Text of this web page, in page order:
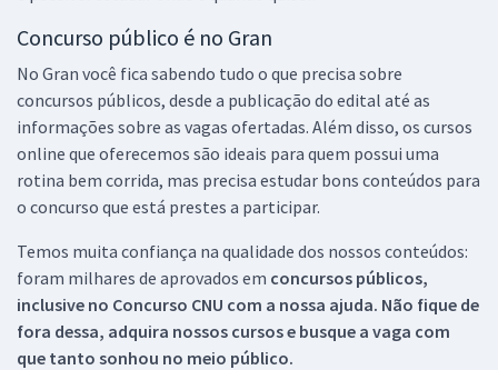
Concurso público é no Gran
No Gran você fica sabendo tudo o que precisa sobre
concursos públicos, desde a publicação do edital até as
informações sobre as vagas ofertadas. Além disso, os cursos
online que oferecemos são ideais para quem possui uma
rotina bem corrida, mas precisa estudar bons conteúdos para
o concurso que está prestes a participar.
Temos muita confiança na qualidade dos nossos conteúdos:
foram milhares de aprovados em concursos públicos,
inclusive no Concurso CNU com a nossa ajuda. Não fique de
fora dessa, adquira nossos cursos e busque a vaga com
que tanto sonhou no meio público.